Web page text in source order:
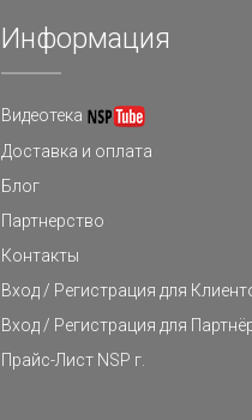
Информация
Видеотека
Доставка и оплата
Блог
Партнерство
Контакты
Вход / Регистрация для
Вход / Регистрация для
Прайс-Лист NSP г.